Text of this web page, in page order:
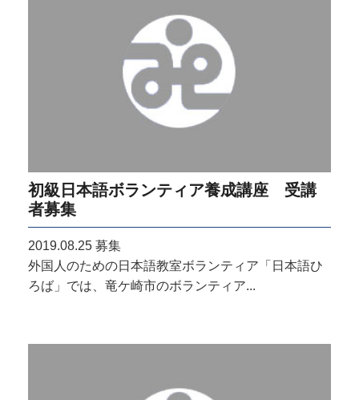
初級日本語ボランティア養成講座 受講
者募集
2019.08.25 募集
外国人のための日本語教室ボランティア「日本語ひ
ろば」では、竜ケ崎市のボランティア...